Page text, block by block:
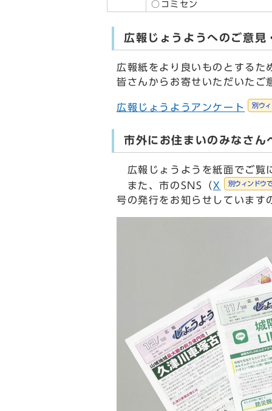
○コミセン
広報じょうようへのご意見
広報紙をより良いものとするた
皆さんからお寄せいただいたご
広報じょうようアンケート 別ウ
市外にお住まいのみなさん
広報じょうようを紙面でご覧
また、市のSNS（ X 別ウィンドウ
号の発行をお知らせしています